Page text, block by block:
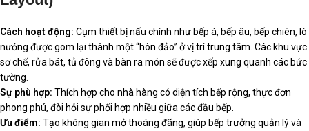
Cách hoạt động: Cụm thiết bị nấu chính như bếp á, bếp âu, bếp chiên, lò
nướng được gom lại thành một “hòn đảo” ở vị trí trung tâm. Các khu vực
sơ chế, rửa bát, tủ đông và bàn ra món sẽ được xếp xung quanh các bức
tường.
Sự phù hợp: Thích hợp cho nhà hàng có diện tích bếp rộng, thực đơn
phong phú, đòi hỏi sự phối hợp nhiều giữa các đầu bếp.
Ưu điểm: Tạo không gian mở thoáng đãng, giúp bếp trưởng quản lý và